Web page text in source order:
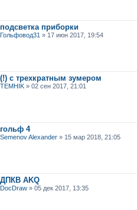
подсветка приборки
Гольфовод31 » 17 июн 2017, 19:54
(!) с трехкратным зумером
TEMHIK » 02 сен 2017, 21:01
гольф 4
Semenov Alexander » 15 мар 2018, 21:05
ДПКВ AKQ
DocDraw » 05 дек 2017, 13:35